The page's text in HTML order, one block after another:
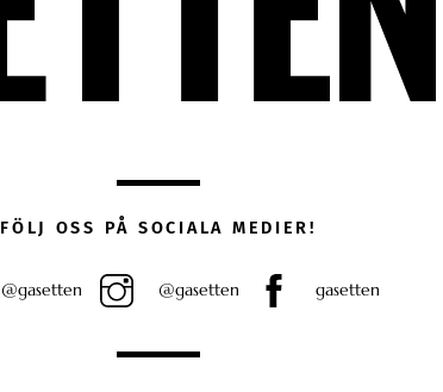
FÖLJ OSS PÅ SOCIALA MEDIER!
@gasetten @gasetten gasetten